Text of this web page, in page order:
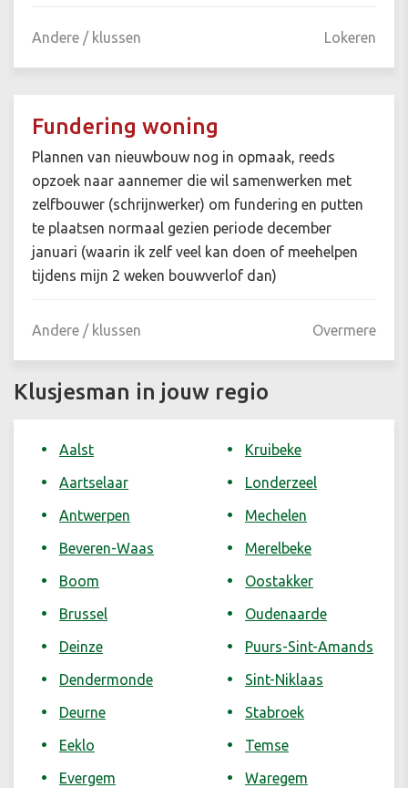
Andere / klussen Lokeren
Fundering woning
Plannen van nieuwbouw nog in opmaak, reeds
opzoek naar aannemer die wil samenwerken met
zelfbouwer (schrijnwerker) om fundering en putten
te plaatsen normaal gezien periode december
januari (waarin ik zelf veel kan doen of meehelpen
tijdens mijn 2 weken bouwverlof dan)
Andere / klussen Overmere
Klusjesman in jouw regio
Aalst
Aartselaar
Antwerpen
Beveren-Waas
Boom
Brussel
Deinze
Dendermonde
Deurne
Eeklo
Evergem
Kruibeke
Londerzeel
Mechelen
Merelbeke
Oostakker
Oudenaarde
Puurs-Sint-Amands
Sint-Niklaas
Stabroek
Temse
Waregem